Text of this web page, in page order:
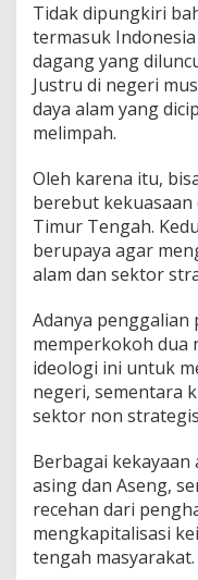
Tidak dipungkiri
termasuk
dagang yang
Justru di negeri
daya alam yang
melimpah.
Oleh karena itu,
berebut kekuasaan
Timur Tengah.
berupaya agar
alam dan sektor
Adanya
memperkokoh dua
ideologi ini untuk
negeri, sementara
sektor non
Berbagai kekayaan
asing dan Aseng,
recehan dari
mengkapitalisasi
tengah masyarakat.